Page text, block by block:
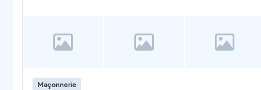
Maçonnerie